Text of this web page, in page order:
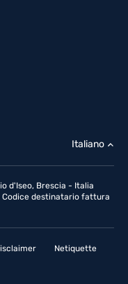
d'Iseo, Brescia - Italia
Codice destinatario fattura
Italiano
Netiquette